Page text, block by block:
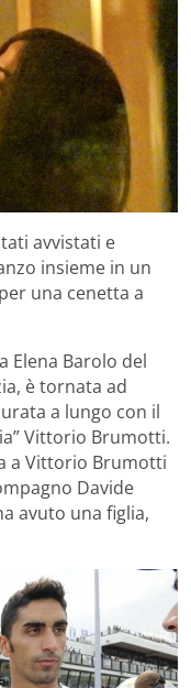
avvistati e
insieme in un
una cenetta a
Elena Barolo del
è tornata ad
a lungo con il
Vittorio Brumotti.
a Vittorio Brumotti
Davide
avuto una figlia,